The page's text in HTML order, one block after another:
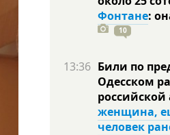
Фонтане:
10
13:36 Били по
Одесском
российской
женщина,
человек